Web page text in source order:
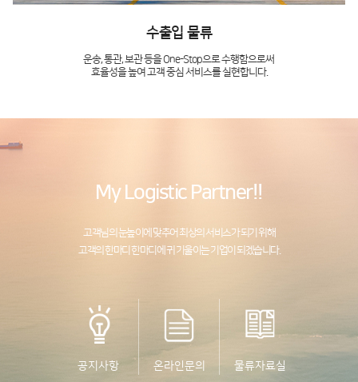
수출입 물류
운송, 통관, 보관 등을 One-Stop으로 수행함으로써
효율성을 높여 고객 중심 서비스를 실현합니다.
My Logistic Partner!!
고객님의 눈높이에 맞추어 최상의 서비스가 되기 위해
고객의 한마디 한마디에 귀 기울이는 기업이 되겠습니다.
공지사항 온라인문의 물류자료실